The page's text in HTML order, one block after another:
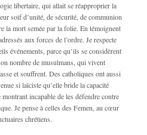
libertaire, qui allait se réapproprier la
soif d’unité, de sécurité, de communion
la mort semée par la folie. En témoignent
aux forces de l’ordre. Je respecte
événements, parce qu’ils se considèrent
nombre de musulmans, qui vivent
et souffrent. Des catholiques ont aussi
si laïciste qu’elle bride la capacité
incapable de les défendre contre
Je pense à celles des Femen, au cœur
chrétiens.